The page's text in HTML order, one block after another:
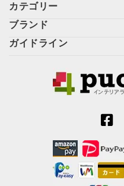
カテゴリー
ブランド
ガイドライン